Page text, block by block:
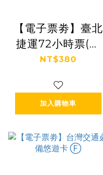
【電子票劵】臺北
捷運72小時票(加
送好康優惠券) Ⓕ
NT$380
加入購物車